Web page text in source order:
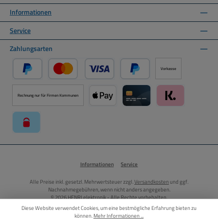
Informationen
Service
Zahlungsarten
PayPal Kredit- oder Debitkarte über PayPal
Später Bezahlen über PayPal
Vorkasse
Rechnung nur für Firmen Kommunen
Informationen Service
Alle Preise inkl. gesetzl. Mehrwertsteuer zzgl.Versandkosten und ggf.
Nachnahmegebühren, wenn nicht anders angegeben.
© 2026 HENRI elektronik - Alle Rechte vorbehalten.
Diese Website verwendet Cookies, um eine bestmögliche Erfahrung bieten zu
können.Mehr Informationen ...